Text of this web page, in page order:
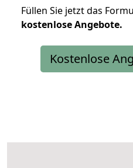
Füllen Sie jetzt das
kostenloseAngebote.
Kostenlose